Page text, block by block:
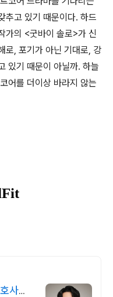
추고 있기 때문이다. 하드
가의 <굿바이 솔로>가 신
로, 포기가 아닌 기대로, 강
있기 때문이 아닐까. 하늘
어를 더이상 바라지 않는
사선